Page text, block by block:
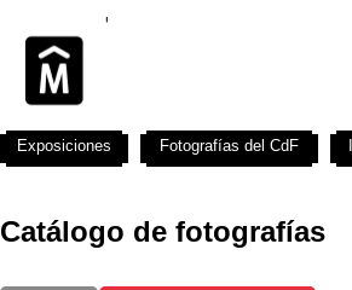
Catálogo de fotografías
Exposiciones Fotografías del CdF